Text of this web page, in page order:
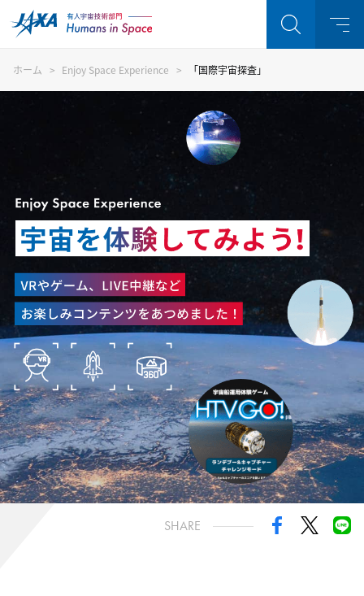
ホーム Enjoy Space Experience 「国際宇宙探査」
Enjoy Space Experience 「国
SHARE
注目キーワード
きぼうミッション 国際宇宙探査
油井宇宙飛行士 諏訪宇宙飛行士 HTV-X
種類
EVENT LIVE VR